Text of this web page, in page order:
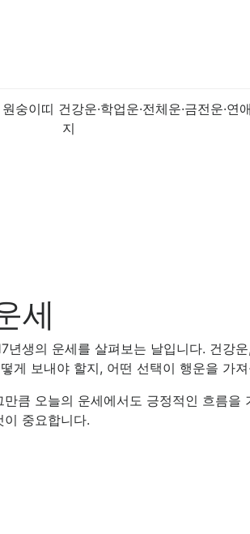
세
생의 운세를 살펴보는 날입니다. 건강
게 보내야 할지, 어떤 선택이 행운을 가
큼 오늘의 운세에서도 긍정적인 흐름
중요합니다.